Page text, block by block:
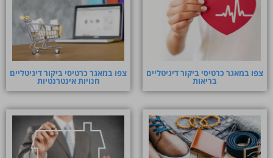
צפו במאגר כרטיסי ביקור דיגיטליים
בריאות
צפו במאגר כרטיסי ביקור דיגיטליים
חנויות אינטרנטיות